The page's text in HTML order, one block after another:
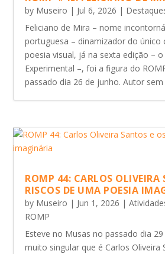
by Museiro | Jul 6, 2026 |
Feliciano de Mira – nome
portuguesa – dinamizador do único
poesia visual, já na sexta edição – o
Experimental –, foi a figura do
passado dia 26 de junho. Autor sem
ROMP 44: CARLOS OLIVEIRA
RISCOS DE UMA POESIA
by Museiro | Jun 1, 2026 |
ROMP
Esteve no Musas no passado dia
muito singular que é Carlos Oliveira